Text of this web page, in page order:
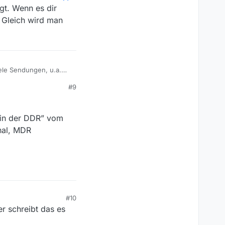
Wenn es dir
wird man
Sendungen, u.a.
hier nennen, dann ist#9
der DDR” vom
MDR
#10
schreibt das es